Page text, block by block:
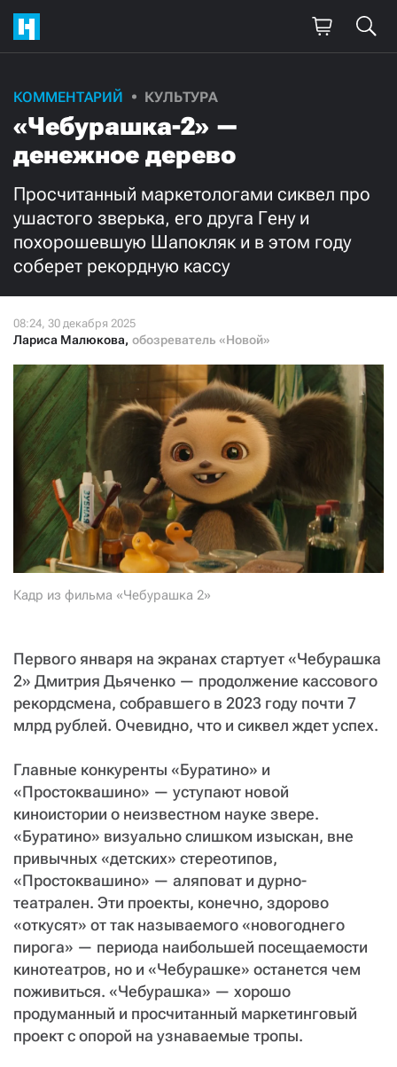
КОММЕНТАРИЙ КУЛЬТУРА
«Чебурашка-2» —
денежное дерево
Просчитанный маркетологами сиквел про
ушастого зверька, его друга Гену и
похорошевшую Шапокляк и в этом году
соберет рекордную кассу
Лариса Малюкова, обозреватель «Новой»
Кадр из фильма «Чебурашка 2»
Первого января на экранах стартует «Чебурашка
2» Дмитрия Дьяченко — продолжение кассового
рекордсмена, собравшего в 2023 году почти 7
млрд рублей. Очевидно, что и сиквел ждет успех.
Главные конкуренты «Буратино» и
«Простоквашино» — уступают новой
киноистории о неизвестном науке звере.
«Буратино» визуально слишком изыскан, вне
привычных «детских» стереотипов,
«Простоквашино» — аляповат и дурно-
театрален. Эти проекты, конечно, здорово
«откусят» от так называемого «новогоднего
пирога» — периода наибольшей посещаемости
кинотеатров, но и «Чебурашке» останется чем
поживиться. «Чебурашка» — хорошо
продуманный и просчитанный маркетинговый
проект с опорой на узнаваемые тропы.
Поддержите
нашу работу!
Ежемесячно
3000 1000
500
я принимаю
и подтверждаю свое гражданство РФ
СТАТЬ СОУЧАСТНИКОМ
ПОДЕЛИТЬСЯ С ДРУЗЬЯМИ
Если у вас есть вопросы, пишите donate@novayagazeta.ru
звоните:
+7 (929) 612-03-68